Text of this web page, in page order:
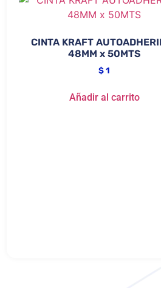
CINTA KRAFT
48MM x 50MTS
$1
Añadir al carrito